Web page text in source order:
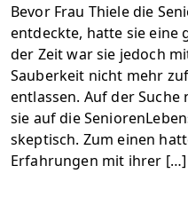
Bevor Frau Thiele die
entdeckte, hatte sie eine
der Zeit war sie jedoch
Sauberkeit nicht mehr
entlassen. Auf der
sie auf die
skeptisch. Zum einen
Erfahrungen mit ihrer […]